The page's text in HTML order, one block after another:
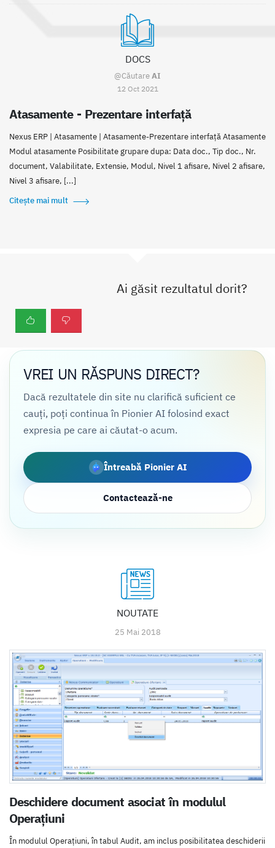
DOCS
@CăutareAI
12 Oct 2021
Atasamente - Prezentare interfață
Nexus ERP | Atasamente | Atasamente-Prezentare interfață Atasamente
Modul atasamente Posibilitate grupare dupa: Data doc., Tip doc., Nr.
document, Valabilitate, Extensie, Modul, Nivel 1 afisare, Nivel 2 afisare,
Nivel 3 afisare, [...]
Citește mai mult
Ai găsit rezultatul dorit?
VREI UN RĂSPUNS DIRECT?
Dacă rezultatele din site nu clarifică suficient ce
cauți, poți continua în Pionier AI folosind exact
expresia pe care ai căutat-o acum.
Întreabă Pionier AI
Contactează-ne
NOUTATE
25 Mai 2018
Deschidere document asociat în modulul
Operațiuni
În modulul Operațiuni, în tabul Audit, am inclus posibilitatea deschiderii